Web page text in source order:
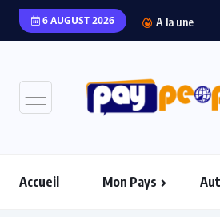
6 AUGUST 2026 A la une
Accueil Mon Pays